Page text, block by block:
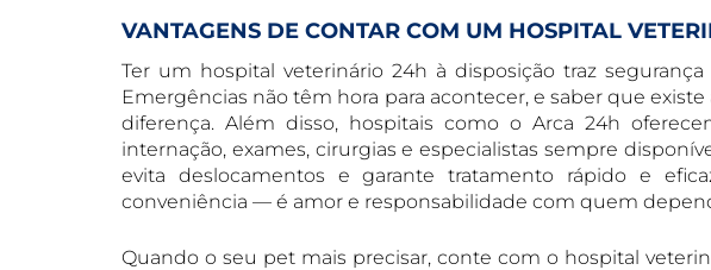
VANTAGENS DE CONTAR COM UM HOSPITAL
Ter um hospital veterinário 24h à disposição traz
Emergências não têm hora para acontecer, e saber que
diferença. Além disso, hospitais como o Arca 24h
internação, exames, cirurgias e especialistas sempre
evita deslocamentos e garante tratamento rápido e
conveniência — é amor e responsabilidade com quem
Quando o seu pet mais precisar, conte com o hospital